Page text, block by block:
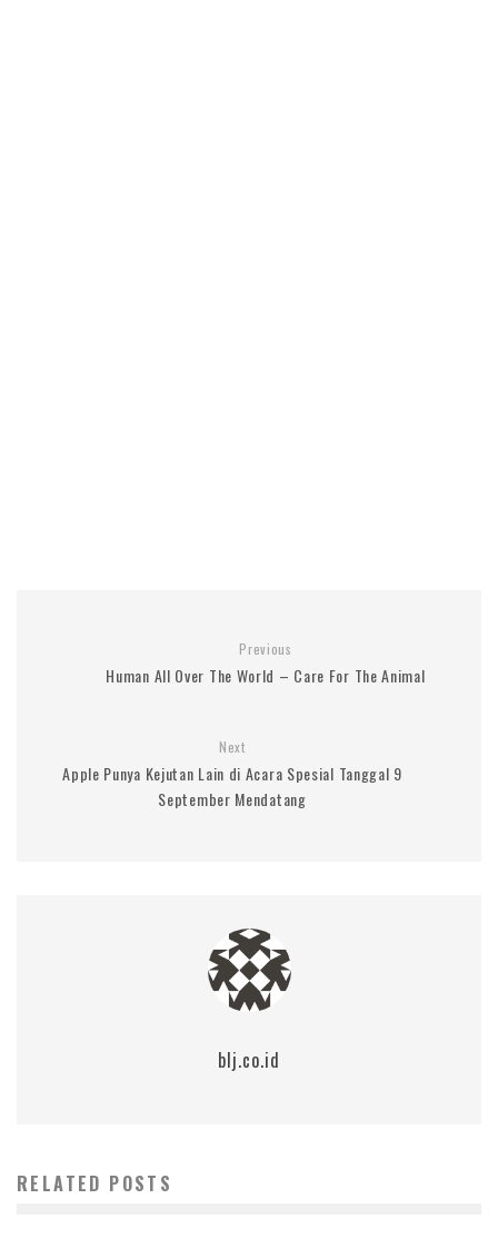
Previous
Human All Over The World – Care For The Animal
Next
Apple Punya Kejutan Lain di Acara Spesial Tanggal 9
September Mendatang
blj.co.id
RELATED POSTS